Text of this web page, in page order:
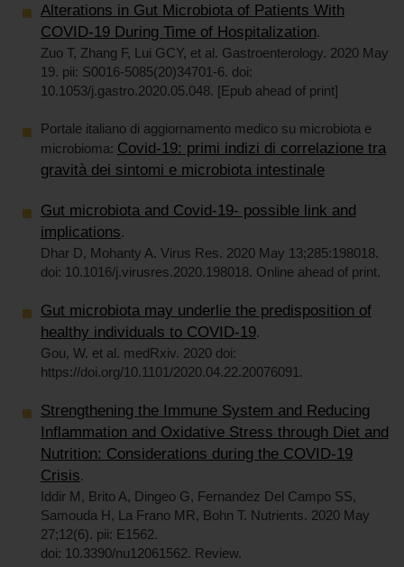
Alterations in Gut Microbiota of Patients With
COVID-19 During Time of Hospitalization.
Zuo T, Zhang F, Lui GCY, et al. Gastroenterology. 2020 May
19. pii: S0016-5085(20)34701-6. doi:
10.1053/j.gastro.2020.05.048. [Epub ahead of print]
Portale italiano di aggiornamento medico su microbiota e
microbioma: Covid-19: primi indizi di correlazione tra
gravità dei sintomi e microbiota intestinale
Gut microbiota and Covid-19- possible link and
implications.
Dhar D, Mohanty A. Virus Res. 2020 May 13;285:198018.
doi: 10.1016/j.virusres.2020.198018. Online ahead of print.
Gut microbiota may underlie the predisposition of
healthy individuals to COVID-19.
Gou, W. et al. medRxiv. 2020 doi:
https://doi.org/10.1101/2020.04.22.20076091.
Strengthening the Immune System and Reducing
Inflammation and Oxidative Stress through Diet and
Nutrition: Considerations during the COVID-19
Crisis.
Iddir M, Brito A, Dingeo G, Fernandez Del Campo SS,
Samouda H, La Frano MR, Bohn T. Nutrients. 2020 May
27;12(6). pii: E1562.
doi: 10.3390/nu12061562. Review.